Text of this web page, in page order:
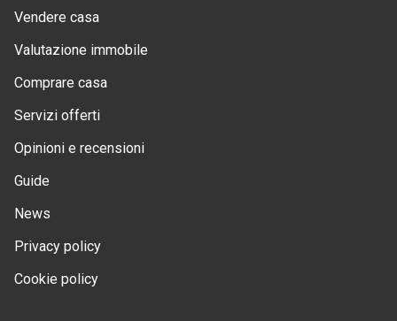
Vendere casa
Valutazione immobile
Comprare casa
Servizi offerti
Opinioni e recensioni
Guide
News
Privacy policy
Cookie policy